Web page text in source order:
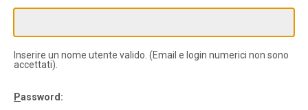
Inserire un nome utente valido. (Email e login numerici non sono
accettati).
Password: